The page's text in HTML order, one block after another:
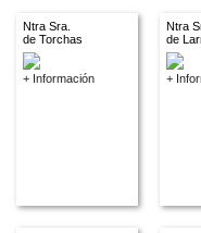
Ntra Sra.
de Torchas
+ Información
Ntra
de
+